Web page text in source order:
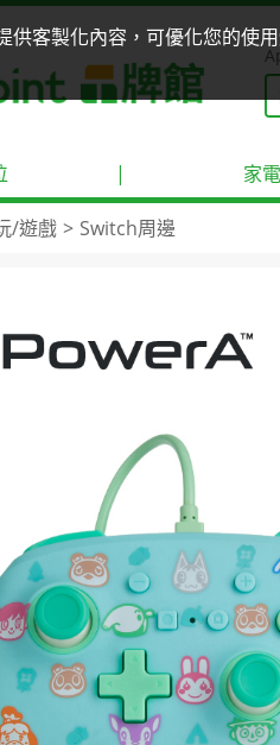
供客製化內容，可優化您的使
| 家電
/遊戲 Switch周邊